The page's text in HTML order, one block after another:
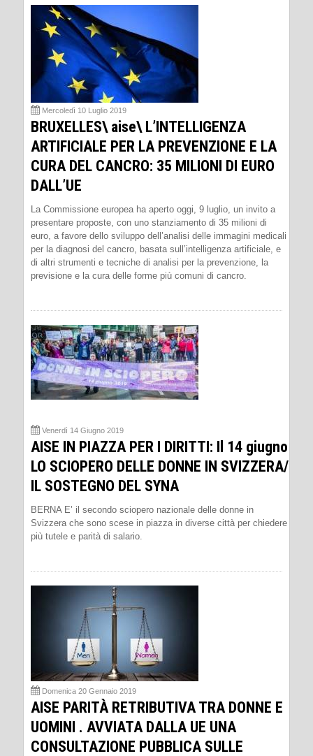
Mercoledì 10 Luglio 2019
BRUXELLES\ aise\ L’INTELLIGENZA
ARTIFICIALE PER LA PREVENZIONE E LA
CURA DEL CANCRO: 35 MILIONI DI EURO
DALL’UE
La Commissione europea ha aperto oggi, 9 luglio, un invito a
presentare proposte, con uno stanziamento di 35 milioni di
euro, a favore dello sviluppo dell’analisi delle immagini medicali
per la diagnosi del cancro, basata sull’intelligenza artificiale, e
di altri strumenti e tecniche di analisi per la prevenzione, la
previsione e la cura delle forme più comuni di cancro.
Venerdì 14 Giugno 2019
AISE IN PIAZZA PER I DIRITTI: Il 14 giugno
LO SCIOPERO DELLE DONNE IN SVIZZERA/
IL SOSTEGNO DEL SYNA
BERNA E’ il secondo sciopero nazionale delle donne in
Svizzera che sono scese in piazza in diverse città per chiedere
più tutele e parità di salario.
Domenica 20 Gennaio 2019
AISE PARITÀ RETRIBUTIVA TRA DONNE E
UOMINI . AVVIATA DALLA UE UNA
CONSULTAZIONE PUBBLICA SULLE